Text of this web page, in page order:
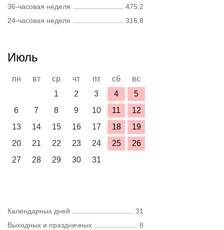
36-часовая неделя
475,2
24-часовая неделя
316,8
Июль
пн вт ср чт пт сб
вс
1
2 3 4
5
6
7 8 9 10 11
12
13
14 15 16 17 18
19
20
21 22 23 24 25
26
27
28 29 30 31
Календарных дней
31
Выходных и праздничных
8